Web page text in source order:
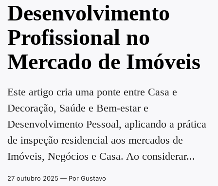
Desenvolvimento
Profissional no
Mercado de Imóveis
Este artigo cria uma ponte entre Casa e
Decoração, Saúde e Bem-estar e
Desenvolvimento Pessoal, aplicando a prática
de inspeção residencial aos mercados de
Imóveis, Negócios e Casa. Ao considerar...
27 outubro 2025 — Por Gustavo